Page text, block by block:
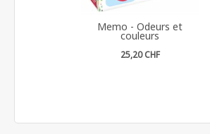
Memo - Odeurs et
couleurs
25,20 CHF